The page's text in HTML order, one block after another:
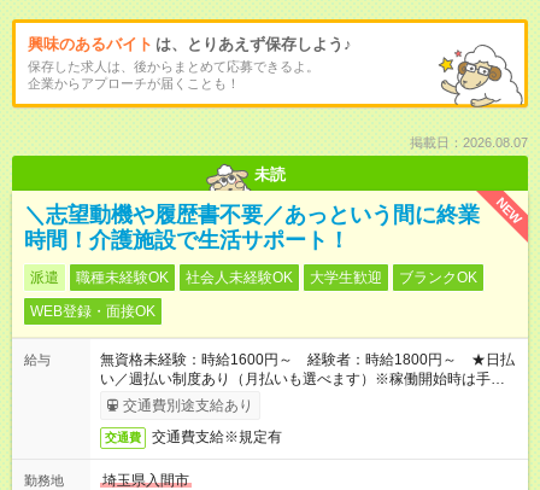
興味のあるバイト は、とりあえず保存しよう♪
保存した求人は、後からまとめて応募できるよ。
企業からアプローチが届くことも！
掲載日：2026.08.07
未読
NEW
＼志望動機や履歴書不要／あっという間に終業
時間！介護施設で生活サポート！
派遣 職種未経験OK 社会人未経験OK 大学生歓迎
ブランクOK
WEB登録・面接OK
給与
無資格未経験：時給1600円～ 経験者：時給1800円～ ★日払
い／週払い制度あり（月払いも選べます）※稼働開始時は手続き
完了次第のお支払いとなります。
交通費別途支給あり
交通費 交通費支給※規定有
勤務地
埼玉県入間市